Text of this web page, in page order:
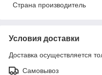
Страна производитель
Условия доставки
Доставка осуществляется
Самовывоз